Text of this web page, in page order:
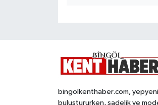
bingolkenthaber.com,
buluştururken, sadelik ve